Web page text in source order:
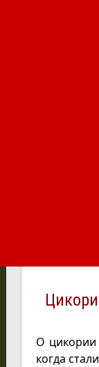
О цикории
когда